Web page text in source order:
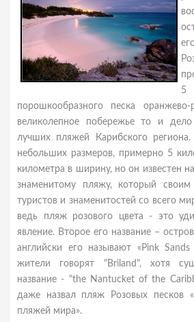
5
порошкообразного песка оранжево-
великолепное побережье то и
лучших пляжей Карибского
небольших размеров, примерно 5
километра в ширину, но он известен
знаменитому пляжу, который
туристов и знаменитостей со всего
ведь пляж розового цвета - это
явление. Второе его название –
английски его называют «Pink
жители говорят "Briland", хотя
название - "the Nantucket of the
даже назвал пляж Розовых песков
пляжей мира».